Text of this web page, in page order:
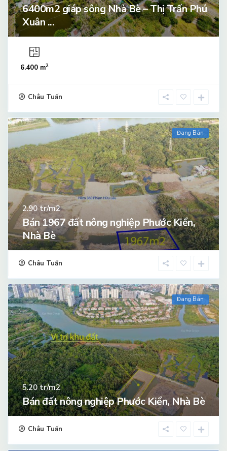
6400m2 giáp sông Nhà Bè – Thị Trấn Phú
Xuân ...
6.400 m2
Châu Tuấn
Đang Bán
2.90tr/m2
Bán 1967 đất nông nghiệp Phước Kiển,
Nhà Bè
Châu Tuấn
Đang Bán
5.20tr/m2
Bán đất nông nghiệp Phước Kiển, Nhà Bè
Châu Tuấn